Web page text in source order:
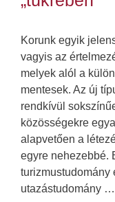
Korunk egyik
vagyis az
melyek alól a
mentesek. Az új
rendkívül
közösségekre
alapvetően a
egyre nehezebbé.
turizmustudomány
utazástudomány …